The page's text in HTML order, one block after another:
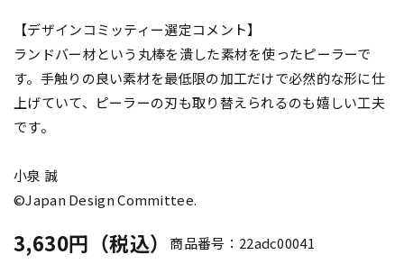
【デザインコミッティー選定コメント】
ランドバー材という丸棒を潰した素材を使ったピーラーで
す。手触りの良い素材を最低限の加工だけで必然的な形に仕
上げていて、ピーラーの刃も取り替えられるのも嬉しい工夫
です。
小泉 誠
©Japan Design Committee.
3,630円（税込） 商品番号：22adc00041